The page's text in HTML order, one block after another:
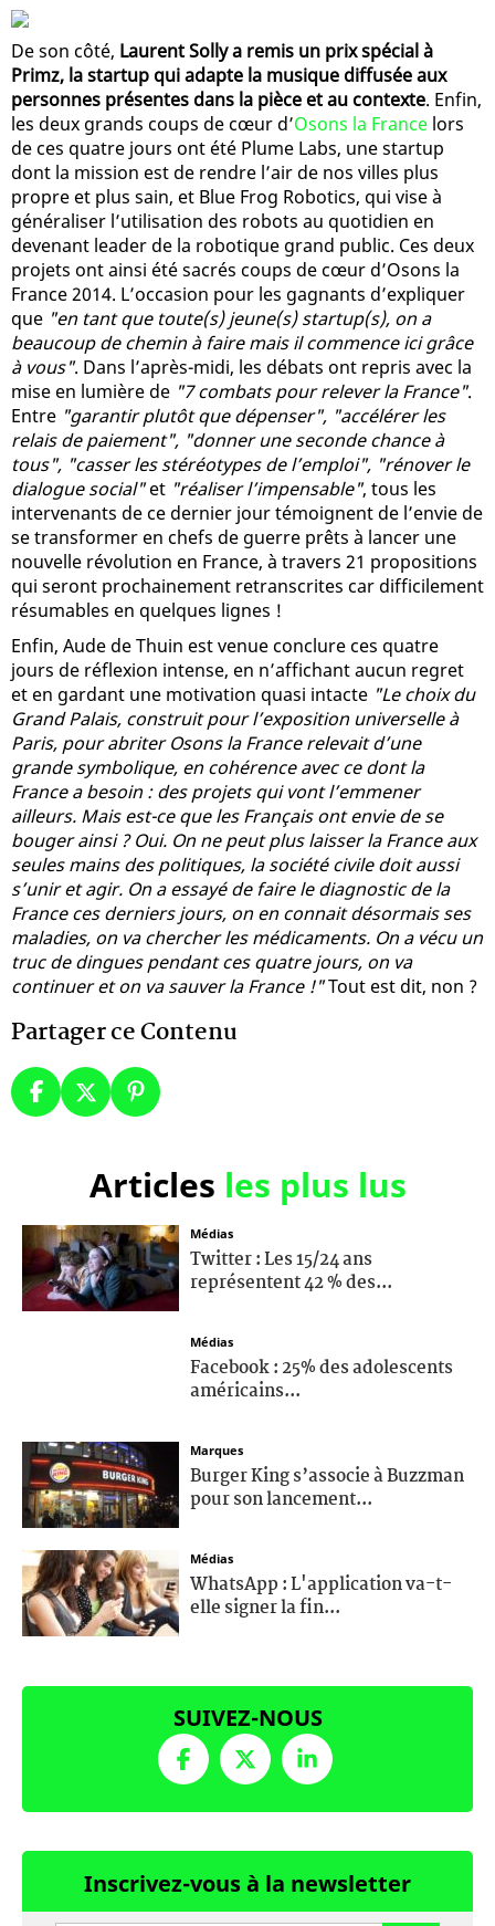
De son côté, Laurent Solly a remis un prix spécial à
Primz, la startup qui adapte la musique diffusée aux
personnes présentes dans la pièce et au contexte. Enfin,
les deux grands coups de cœur d’Osons la France lors
de ces quatre jours ont été Plume Labs, une startup
dont la mission est de rendre l’air de nos villes plus
propre et plus sain, et Blue Frog Robotics, qui vise à
généraliser l’utilisation des robots au quotidien en
devenant leader de la robotique grand public. Ces deux
projets ont ainsi été sacrés coups de cœur d’Osons la
France 2014. L’occasion pour les gagnants d’expliquer
que "en tant que toute(s) jeune(s) startup(s), on a
beaucoup de chemin à faire mais il commence ici grâce
à vous". Dans l’après-midi, les débats ont repris avec la
mise en lumière de "7 combats pour relever la France".
Entre "garantir plutôt que dépenser", "accélérer les
relais de paiement", "donner une seconde chance à
tous", "casser les stéréotypes de l’emploi", "rénover le
dialogue social"et "réaliser l’impensable", tous les
intervenants de ce dernier jour témoignent de l’envie de
se transformer en chefs de guerre prêts à lancer une
nouvelle révolution en France, à travers 21 propositions
qui seront prochainement retranscrites car difficilement
résumables en quelques lignes !
Enfin, Aude de Thuin est venue conclure ces quatre
jours de réflexion intense, en n’affichant aucun regret
et en gardant une motivation quasi intacte "Le choix du
Grand Palais, construit pour l’exposition universelle à
Paris, pour abriter Osons la France relevait d’une
grande symbolique, en cohérence avec ce dont la
France a besoin : des projets qui vont l’emmener
ailleurs. Mais est-ce que les Français ont envie de se
bouger ainsi ? Oui. On ne peut plus laisser la France aux
seules mains des politiques, la société civile doit aussi
s’unir et agir. On a essayé de faire le diagnostic de la
France ces derniers jours, on en connait désormais ses
maladies, on va chercher les médicaments. On a vécu un
truc de dingues pendant ces quatre jours, on va
continuer et on va sauver la France !"Tout est dit, non ?
Partager ce Contenu
Articles les plus lus
Médias
Twitter : Les 15/24 ans
représentent 42 % des...
Médias
Facebook : 25% des adolescents
américains...
Marques
Burger King s’associe à Buzzman
pour son lancement...
Médias
WhatsApp : L'application va-t-
elle signer la fin...
SUIVEZ-NOUS
Inscrivez-vous à la newsletter